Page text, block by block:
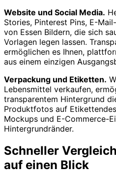
Website und Social Media.
Stories, Pinterest Pins, E-
von Essen Bildern, die sich
Vorlagen legen lassen.
ermöglichen es Ihnen,
aus einem einzigen
Verpackung und Etiketten.
Lebensmittel verkaufen,
transparentem Hintergrund
Produktfotos auf
Mockups und E-Commerce-
Hintergrundränder.
Schneller
auf einen Blick